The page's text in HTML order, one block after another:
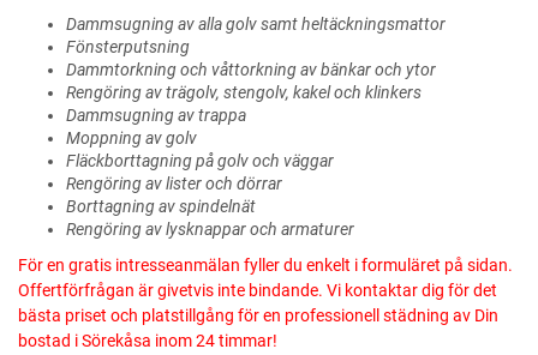
Dammsugning av alla golv samt heltäckningsmattor
Fönsterputsning
Dammtorkning och våttorkning av bänkar och ytor
Rengöring av trägolv, stengolv, kakel och klinkers
Dammsugning av trappa
Moppning av golv
Fläckborttagning på golv och väggar
Rengöring av lister och dörrar
Borttagning av spindelnät
Rengöring av lysknappar och armaturer
För en gratis intresseanmälan fyller du enkelt i formuläret på sidan.
Offertförfrågan är givetvis inte bindande. Vi kontaktar dig för det
bästa priset och platstillgång för en professionell städning av Din
bostad i Sörekåsa inom 24 timmar!